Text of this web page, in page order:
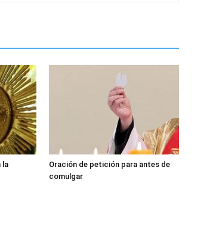
la
Oración de petición para antes de
comulgar